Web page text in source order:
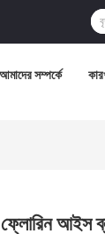
আমাদের সম্পর্কে
ফ্লোরিন আইস